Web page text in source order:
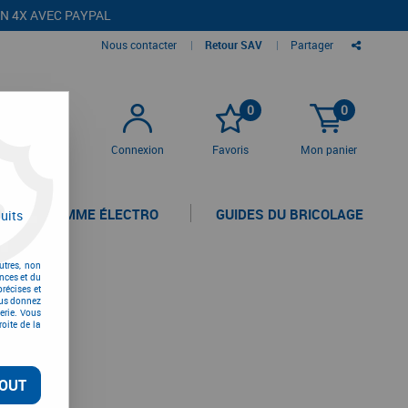
4X AVEC PAYPAL
Nous contacter | Retour SAV | Partager
Connexion
0
Favoris
0
Mon panier
LA GAMME ÉLECTRO GUIDES DU BRICOLAGE
non
et du
et
donnez
Vous
de la